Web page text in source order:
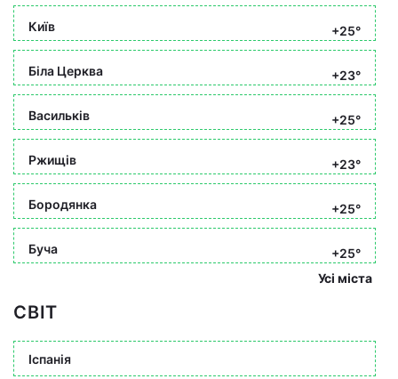
Київ +25°
Біла Церква +23°
Васильків +25°
Ржищів +23°
Бородянка +25°
Буча
+25°
Усі міста
СВІТ
Іспанія